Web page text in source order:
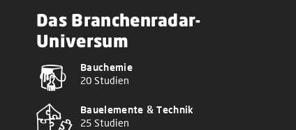
Das Branchenradar-
Universum
Bauchemie
20 Studien
Bauelemente & Technik
25 Studien